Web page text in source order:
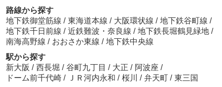
路線から探す
地下鉄御堂筋線 / 東海道本線 / 大阪環状線 / 地下鉄谷町線 /
地下鉄千日前線 / 近鉄難波・奈良線 / 地下鉄長堀鶴見緑地 /
南海高野線 / おおさか東線 / 地下鉄中央線
駅から探す
新大阪 / 西長堀 / 谷町九丁目 / 大正 / 阿波座 /
ドーム前千代崎 / ＪＲ河内永和 / 桜川 / 弁天町 / 東三国